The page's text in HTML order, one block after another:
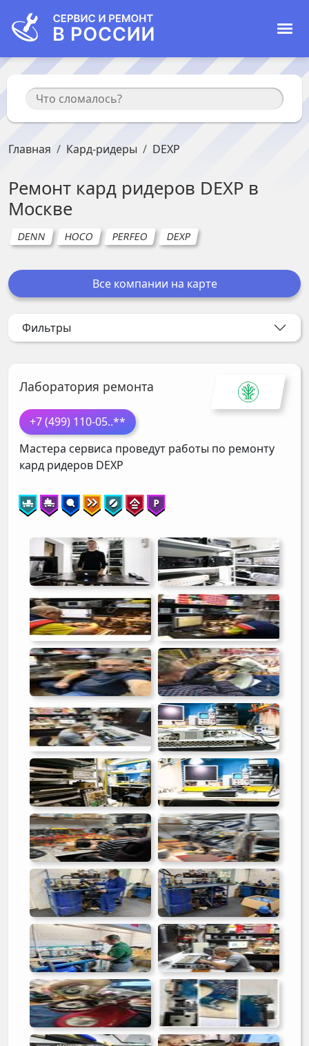
Главная Кард-ридеры DEXP
Ремонт кард ридеров DEXP в
Москве
DENN HOCO PERFEO DEXP
Все компании на карте
Фильтры
Лаборатория ремонта
+7 (499) 110-05..**
Мастера сервиса проведут работы по ремонту
кард ридеров DEXP